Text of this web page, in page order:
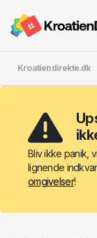
Kroatiendirekte.dk
Bliv ikke panik,
lignende
omgivelser!